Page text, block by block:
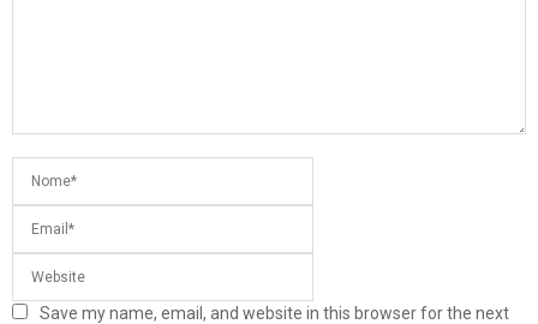
Save my name, email, and website in this browser for the next